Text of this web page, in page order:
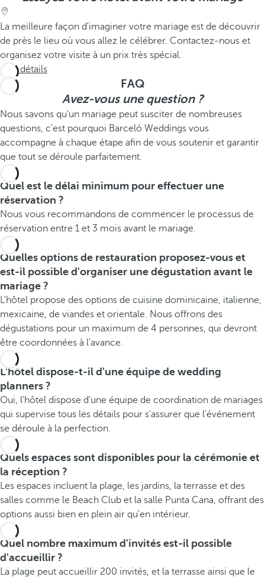
La meilleure façon d'imaginer votre mariage est de découvrir
de près le lieu où vous allez le célébrer. Contactez-nous et
organisez votre visite à un prix très spécial.
Voir détails
FAQ
Avez-vous une question ?
Nous savons qu'un mariage peut susciter de nombreuses
questions, c'est pourquoi Barceló Weddings vous
accompagne à chaque étape afin de vous soutenir et garantir
que tout se déroule parfaitement.
Quel est le délai minimum pour effectuer une
réservation ?
Nous vous recommandons de commencer le processus de
réservation entre 1 et 3 mois avant le mariage.
Quelles options de restauration proposez-vous et
est-il possible d'organiser une dégustation avant le
mariage ?
L'hôtel propose des options de cuisine dominicaine, italienne,
mexicaine, de viandes et orientale. Nous offrons des
dégustations pour un maximum de 4 personnes, qui devront
être coordonnées à l'avance.
L'hôtel dispose-t-il d'une équipe de wedding
planners ?
Oui, l'hôtel dispose d'une équipe de coordination de mariages
qui supervise tous les détails pour s'assurer que l'événement
se déroule à la perfection.
Quels espaces sont disponibles pour la cérémonie et
la réception ?
Les espaces incluent la plage, les jardins, la terrasse et des
salles comme le Beach Club et la salle Punta Cana, offrant des
options aussi bien en plein air qu'en intérieur.
Quel nombre maximum d'invités est-il possible
d'accueillir ?
La plage peut accueillir 200 invités, et la terrasse ainsi que le